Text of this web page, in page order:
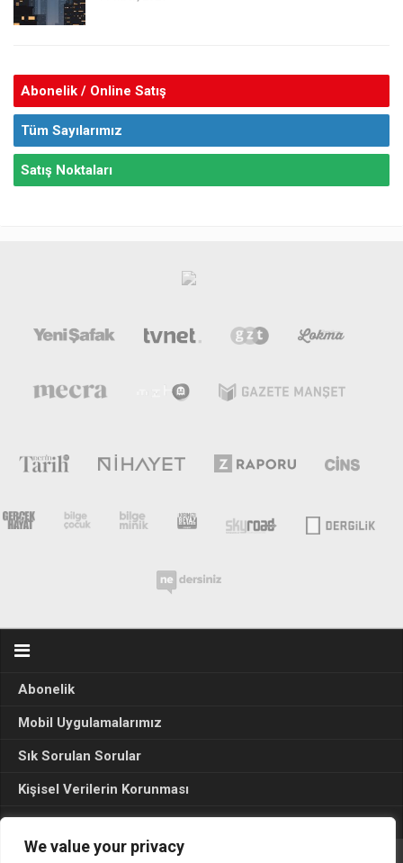
We value your privacy
Abonelik / Online Satış
Tüm Sayılarımız
Satış Noktaları
Abonelik
Mobil Uygulamalarımız
Sık Sorulan Sorular
Kişisel Verilerin Korunması
Seçim Sonuçları 2024